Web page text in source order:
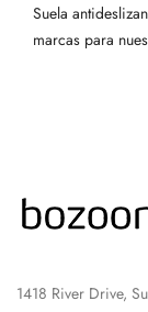
Suela
marcas para
1418 River Drive,